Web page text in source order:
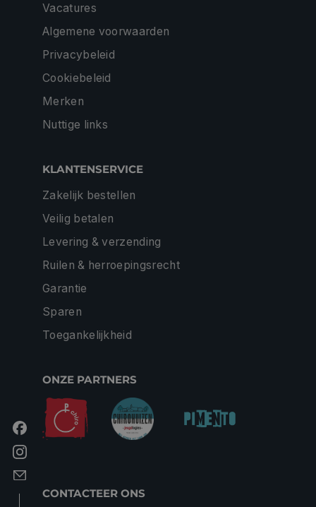
Vacatures
Algemene voorwaarden
Privacybeleid
Cookiebeleid
Merken
Nuttige links
KLANTENSERVICE
Zakelijk bestellen
Veilig betalen
Levering & verzending
Ruilen & herroepingsrecht
Garantie
Sparen
Toegankelijkheid
ONZE PARTNERS
CONTACTEER ONS